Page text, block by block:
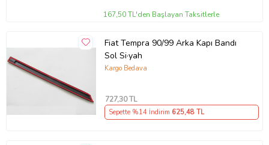
167,50 TL'den Başlayan Taksitlerle
Fiat Tempra 90/99 Arka Kapı Bandı
Sol Si·yah
Kargo Bedava
727,30 TL
Sepette %14 İndirim 625,48 TL